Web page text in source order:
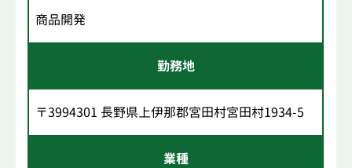
商品開発
勤務地
〒3994301 長野県上伊那郡宮田村宮田村1934-5
業種